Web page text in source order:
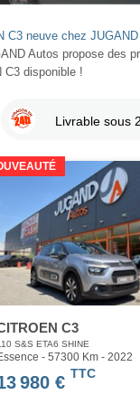
C3 neuve chez
Autos propose des
C3 disponible !
Livrable sous
C3
S&S ETA6 SHINE
- 57300 Km - 2022
980 € TTC